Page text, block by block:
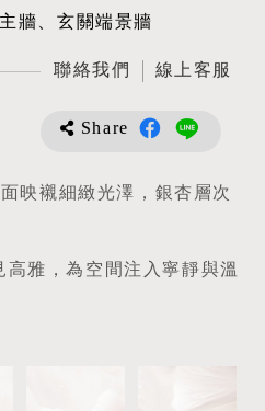
牆、玄關端景牆
聯絡我們 線上客服
Share
映襯細緻光澤，銀杏層次
雅，為空間注入寧靜與溫